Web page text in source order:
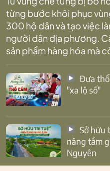
từng bước khôi phục
300 hộ dân và tạo việc
người dân địa phương.
sản phẩm hàng hóa mà
"xa lộ số"
nâng tầm
Nguyên